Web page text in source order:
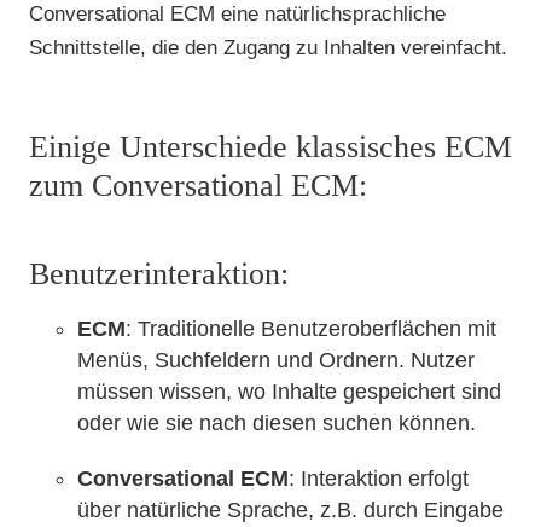
Conversational ECM eine natürlichsprachliche
Schnittstelle, die den Zugang zu Inhalten vereinfacht.
Einige Unterschiede klassisches ECM
zum Conversational ECM:
Benutzerinteraktion:
ECM: Traditionelle Benutzeroberflächen mit
Menüs, Suchfeldern und Ordnern. Nutzer
müssen wissen, wo Inhalte gespeichert sind
oder wie sie nach diesen suchen können.
Conversational ECM: Interaktion erfolgt
über natürliche Sprache, z.B. durch Eingabe